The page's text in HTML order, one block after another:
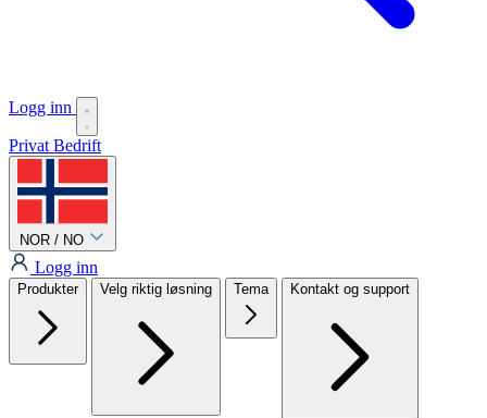
Logg inn
Privat Bedrift
NOR / NO
Logg inn
Produkter Velg riktig løsning Tema Kontakt og support